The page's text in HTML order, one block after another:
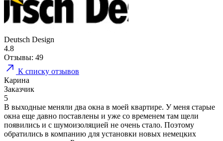
Deutsch Design
4.8
Отзывы: 49
К списку отзывов
Карина
Заказчик
5
В выходные меняли два окна в моей квартире. У меня старые
окна еще давно поставлены и уже со временем там щели
появились и с шумоизоляцией не очень стало. Поэтому
обратились в компанию для установки новых немецких